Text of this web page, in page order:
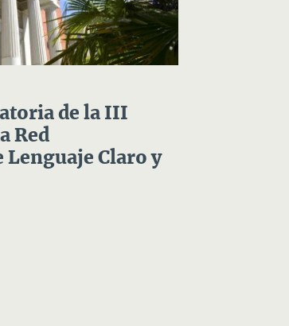
de la III
Red
Lenguaje Claro y